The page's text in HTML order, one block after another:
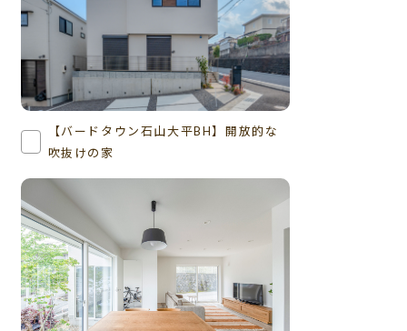
【バードタウン石山大平BH】開放的な
吹抜けの家